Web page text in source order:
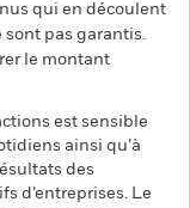
qui en découlent
sont pas garantis.
le montant
est sensible
ainsi qu’à
des
d’entreprises. Le